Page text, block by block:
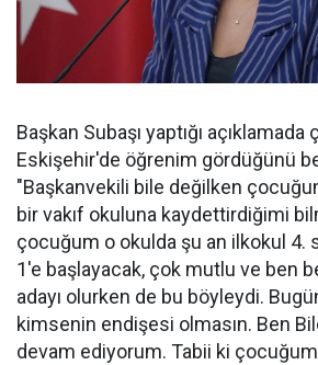
Başkan Subaşı yaptığı
Eskişehir'de öğrenim gördüğünü
"Başkanvekili bile değilken
bir vakıf okuluna kaydettirdiğimi
çocuğum o okulda şu an ilkokul 4.
1'e başlayacak, çok mutlu ve ben
adayı olurken de bu böyleydi.
kimsenin endişesi olmasın. Ben
devam ediyorum. Tabii ki